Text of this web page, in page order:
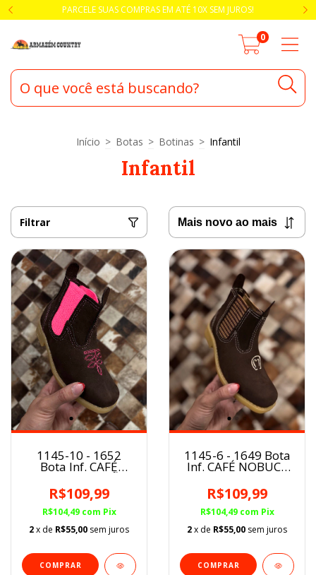
PARCELE SUAS COMPRAS EM ATÉ 10X SEM JUROS!
0
Início > Botas > Botinas > Infantil
Infantil
Filtrar
1145-10 - 1652
Bota Inf. CAFÉ
NOBUCK FLORÃO
ROSA
R$109,99
R$104,49 com Pix
2x de R$55,00 sem juros
COMPRAR
1145-6 - 1649 Bota
Inf. CAFÉ NOBUCK
R$109,99
R$104,49 com Pix
2x de R$55,00 sem juros
COMPRAR